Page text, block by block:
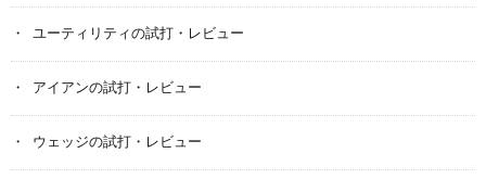
ユーティリティの試打・レビュー
アイアンの試打・レビュー
ウェッジの試打・レビュー